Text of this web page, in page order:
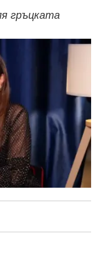
гръцката